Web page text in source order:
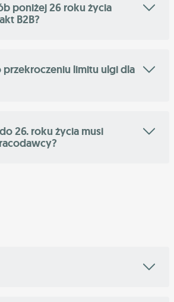
poniżej 26 roku życia
B2B?
przekroczeniu limitu ulgi dla
26. roku życia musi